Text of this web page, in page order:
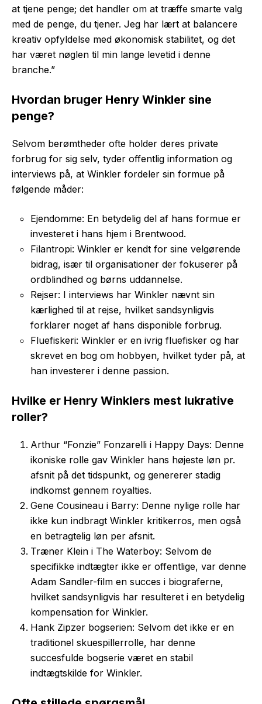
at tjene penge; det handler om at træffe smarte valg
med de penge, du tjener. Jeg har lært at balancere
kreativ opfyldelse med økonomisk stabilitet, og det
har været nøglen til min lange levetid i denne
branche.”
Hvordan bruger Henry Winkler sine
penge?
Selvom berømtheder ofte holder deres private
forbrug for sig selv, tyder offentlig information og
interviews på, at Winkler fordeler sin formue på
følgende måder:
Ejendomme: En betydelig del af hans formue er
investeret i hans hjem i Brentwood.
Filantropi: Winkler er kendt for sine velgørende
bidrag, især til organisationer der fokuserer på
ordblindhed og børns uddannelse.
Rejser: I interviews har Winkler nævnt sin
kærlighed til at rejse, hvilket sandsynligvis
forklarer noget af hans disponible forbrug.
Fluefiskeri: Winkler er en ivrig fluefisker og har
skrevet en bog om hobbyen, hvilket tyder på, at
han investerer i denne passion.
Hvilke er Henry Winklers mest lukrative
roller?
Arthur “Fonzie” Fonzarelli i Happy Days: Denne
ikoniske rolle gav Winkler hans højeste løn pr.
afsnit på det tidspunkt, og genererer stadig
indkomst gennem royalties.
Gene Cousineau i Barry: Denne nylige rolle har
ikke kun indbragt Winkler kritikerros, men også
en betragtelig løn per afsnit.
Træner Klein i The Waterboy: Selvom de
specifikke indtægter ikke er offentlige, var denne
Adam Sandler-film en succes i biograferne,
hvilket sandsynligvis har resulteret i en betydelig
kompensation for Winkler.
Hank Zipzer bogserien: Selvom det ikke er en
traditionel skuespillerrolle, har denne
succesfulde bogserie været en stabil
indtægtskilde for Winkler.